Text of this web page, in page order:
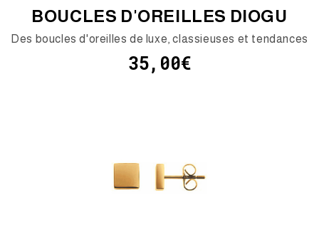
BOUCLES D'OREILLES DIOGU
Des boucles d'oreilles de luxe, classieuses et tendances
35,00€